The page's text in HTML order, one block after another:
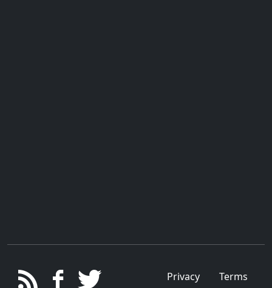
Privacy Terms